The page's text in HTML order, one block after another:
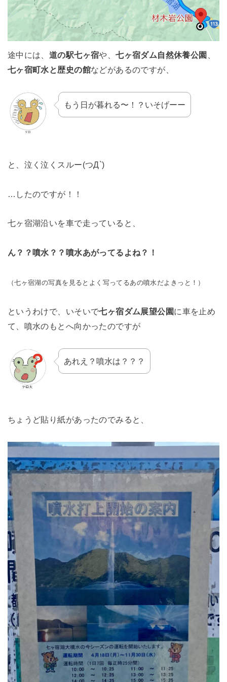
途中には、 道の駅七ヶ宿や、七ヶ宿ダム自然休養公園
七ヶ宿町水と歴史の館などがあるのですが、
もう日が暮れる〜！？いそげーー
と、泣く泣くスルー(つД`)
…したのですが！！
七ヶ宿湖沿いを車で走っていると、
ん？？噴水？？噴水あがってるよね？！
（七ヶ宿湖の写真を見るとよく写ってるあの噴水だよきっと！）
というわけで、いそいで七ヶ宿ダム展望公園に車を止め
て、噴水のもとへ向かったのですが
あれえ？噴水は？？？
ちょうど貼り紙があったのでみると、